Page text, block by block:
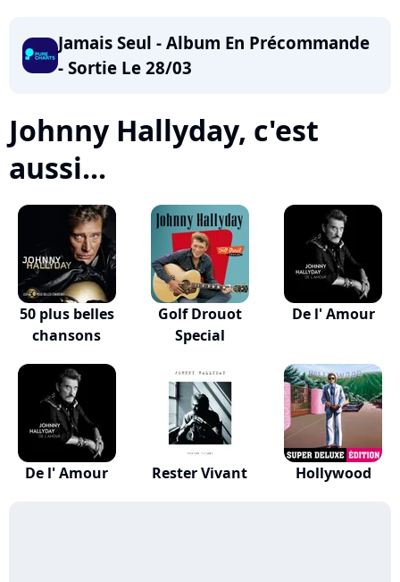
Jamais Seul - Album En Précommande
- Sortie Le 28/03
Johnny Hallyday, c'est
aussi...
50 plus belles
chansons
Golf Drouot
Special
De l' Amour
De l' Amour Rester Vivant Hollywood